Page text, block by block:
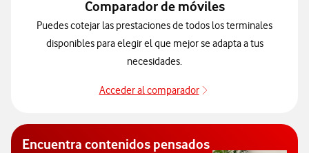
Comparador de móviles
Puedes cotejar las prestaciones de todos los terminales
disponibles para elegir el que mejor se adapta a tus
necesidades.
Acceder al comparador
Encuentra contenidos pensados